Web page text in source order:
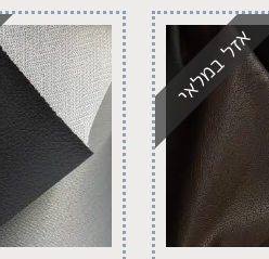
אזל במלאי